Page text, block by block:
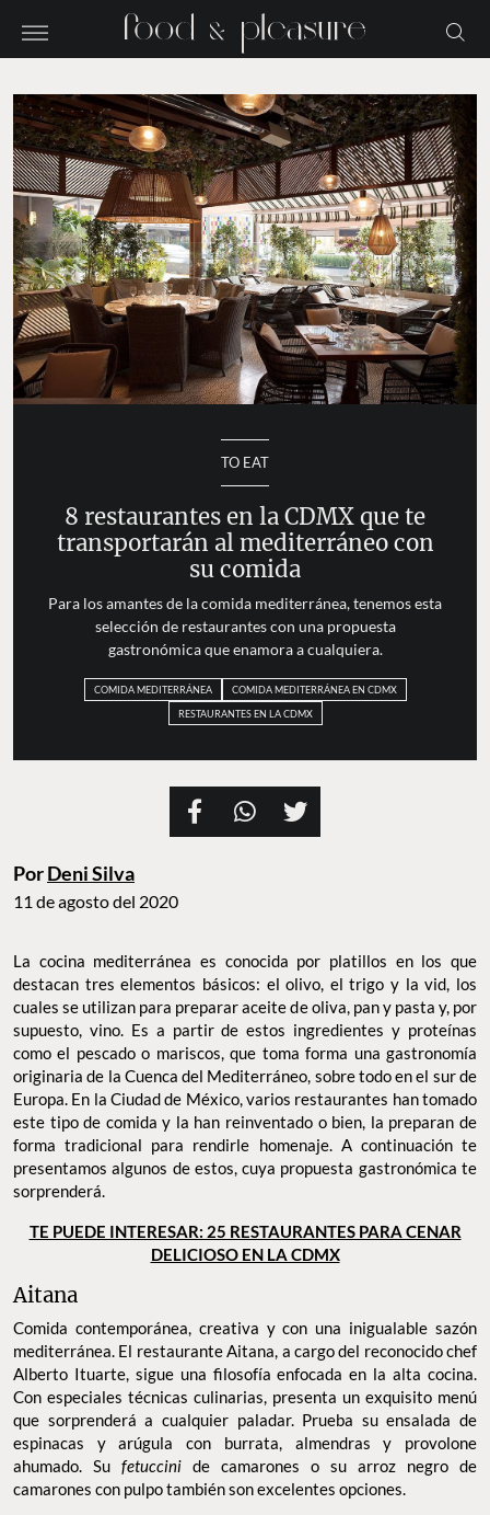
TO EAT
8 restaurantes en la CDMX que te
transportarán al mediterráneo con
su comida
Para los amantes de la comida mediterránea, tenemos esta
selección de restaurantes con una propuesta
gastronómica que enamora a cualquiera.
COMIDA MEDITERRÁNEA
COMIDA MEDITERRÁNEA EN CDMX
RESTAURANTES EN LA CDMX
PorDeni Silva
11 de agosto del 2020
La cocina mediterránea es conocida por platillos en los que
destacan tres elementos básicos: el olivo, el trigo y la vid, los
cuales se utilizan para preparar aceite de oliva, pan y pasta y, por
supuesto, vino. Es a partir de estos ingredientes y proteínas
como el pescado o mariscos, que toma forma una gastronomía
originaria de la Cuenca del Mediterráneo, sobre todo en el sur de
Europa. En la Ciudad de México, varios restaurantes han tomado
este tipo de comida y la han reinventado o bien, la preparan de
forma tradicional para rendirle homenaje. A continuación te
presentamos algunos de estos, cuya propuesta gastronómica te
sorprenderá.
TE PUEDE INTERESAR: 25 RESTAURANTES PARA CENAR
DELICIOSO EN LA CDMX
Aitana
Comida contemporánea, creativa y con una inigualable sazón
mediterránea. El restaurante Aitana, a cargo del reconocido chef
Alberto Ituarte, sigue una filosofía enfocada en la alta cocina.
Con especiales técnicas culinarias, presenta un exquisito menú
que sorprenderá a cualquier paladar. Prueba su ensalada de
espinacas y arúgula con burrata, almendras y provolone
ahumado. Su fetuccini de camarones o su arroz negro de
camarones con pulpo también son excelentes opciones.